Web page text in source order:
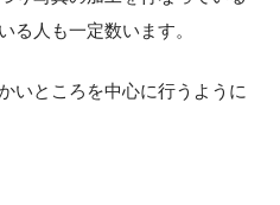
る人も一定数います。
いところを中心に行うように